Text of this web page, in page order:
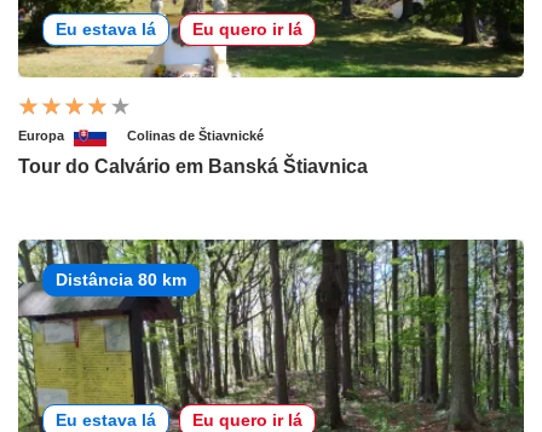
Eu estava lá Eu quero ir lá
Europa Colinas de Štiavnické
Tour do Calvário em Banská Štiavnica
Distância 80 km
Eu estava lá Eu quero ir lá